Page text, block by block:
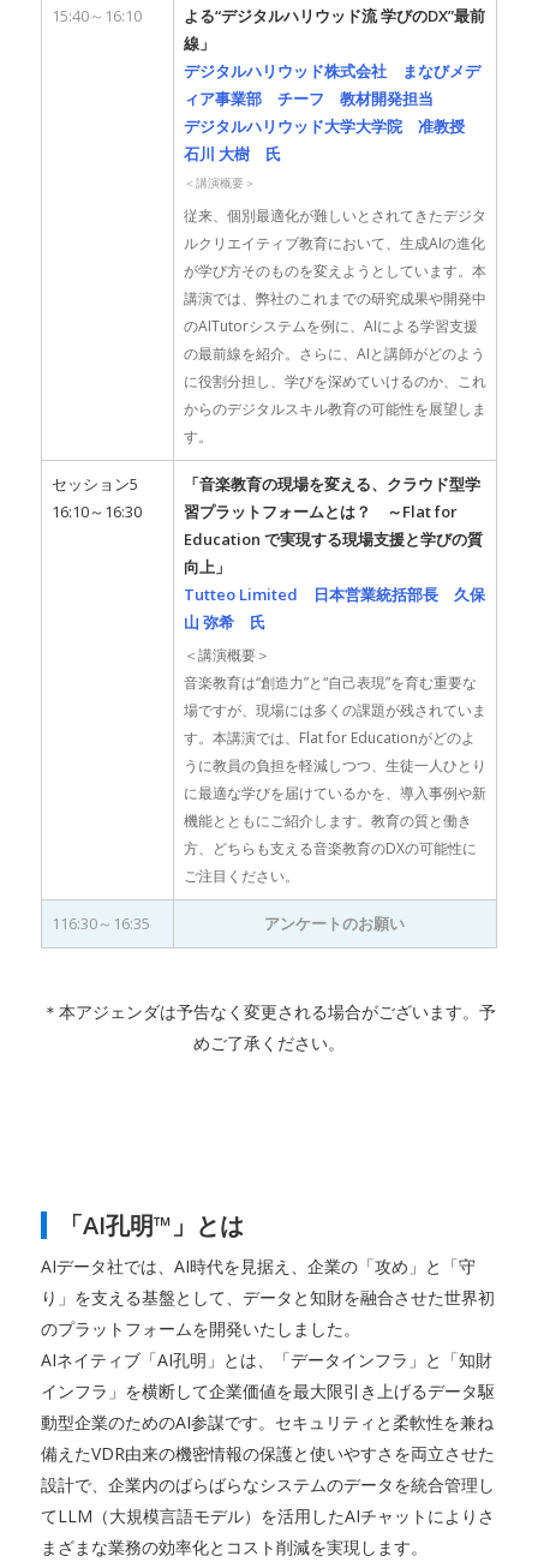
15:40～16:10
よる“デジタルハリウッド流 学びのDX”最前
線」
デジタルハリウッド株式会社 まなびメデ
ィア事業部 チーフ 教材開発担当
デジタルハリウッド大学大学院 准教授
石川 大樹 氏
＜講演概要＞
従来、個別最適化が難しいとされてきたデジタ
ルクリエイティブ教育において、生成AIの進化
が学び方そのものを変えようとしています。本
講演では、弊社のこれまでの研究成果や開発中
のAITutorシステムを例に、AIによる学習支援
の最前線を紹介。さらに、AIと講師がどのよう
に役割分担し、学びを深めていけるのか、これ
からのデジタルスキル教育の可能性を展望しま
す。
セッション5
16:10～16:30
「音楽教育の現場を変える、クラウド型学
習プラットフォームとは？ ～Flat for
Education で実現する現場支援と学びの質
向上」
Tutteo Limited 日本営業統括部長 久保
山 弥希 氏
＜講演概要＞
音楽教育は“創造力”と“自己表現”を育む重要な
場ですが、現場には多くの課題が残されていま
す。本講演では、Flat for Educationがどのよ
うに教員の負担を軽減しつつ、生徒一人ひとり
に最適な学びを届けているかを、導入事例や新
機能とともにご紹介します。教育の質と働き
方、どちらも支える音楽教育のDXの可能性に
ご注目ください。
116:30～16:35 アンケートのお願い
＊本アジェンダは予告なく変更される場合がございます。予
めご了承ください。
「AI孔明™」とは
AIデータ社では、AI時代を見据え、企業の「攻め」と「守
り」を支える基盤として、データと知財を融合させた世界初
のプラットフォームを開発いたしました。
AIネイティブ「AI孔明」とは、「データインフラ」と「知財
インフラ」を横断して企業価値を最大限引き上げるデータ駆
動型企業のためのAI参謀です。セキュリティと柔軟性を兼ね
備えたVDR由来の機密情報の保護と使いやすさを両立させた
設計で、企業内のばらばらなシステムのデータを統合管理し
てLLM（大規模言語モデル）を活用したAIチャットによりさ
まざまな業務の効率化とコスト削減を実現します。